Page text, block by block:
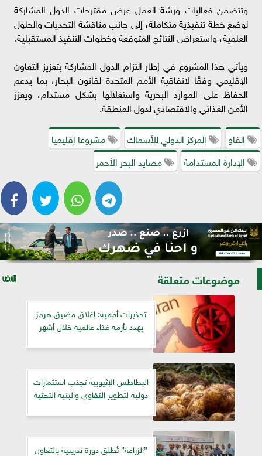
وتتضمن فعاليات ورشة العمل عرض مقترحات الدول المشاركة
لوضع خطة تنفيذية متكاملة، إلى جانب مناقشة التحديات والحلول
العلمية، واستعراض النتائج المتوقعة وخطوات التنفيذ المستقبلية.
ويأتي هذا المشروع في إطار التزام الدول المشاركة بتعزيز التعاون
الإقليمي وفقًا لاتفاقية الأمم المتحدة لقانون البحار، بما يدعم
الحفاظ على الموارد البحرية واستغلالها بشكل مستدام، ويعزز
الأمن الغذائي والاقتصادي لدول المنطقة.
الفاو
المركز الدولي للأسماك
مشروعا إقليميا
الإدارة المستدامة
مصايد البحر الأحمر
موضوعات متعلقة
تحذيرات أممية: إغلاق مضيق هرمز
يهدد بأزمة غذاء عالمية خلال أشهر
البطاطس الإثيوبية تجذب استثمارات
دولية لتطوير التقاوي والبنية التحتية
”الزراعة” تُطلق دورة تدريبية بالتعاون